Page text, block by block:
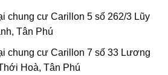
chung cư Carillon 5 số 262/3 Lũy
Tân Phú
chung cư Carillon 7 số 33 Lương
Hoà, Tân Phú